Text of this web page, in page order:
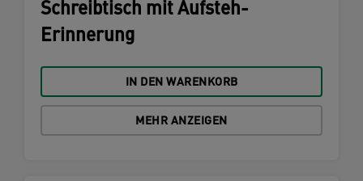
Schreibtisch mit Aufsteh-
Erinnerung
IN DEN WARENKORB
MEHR ANZEIGEN